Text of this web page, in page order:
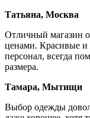
Татьяна, Москва
Отличный магазин
ценами. Красивые и
персонал, всегда
размера.
Тамара, Мытищи
Выбор одежды